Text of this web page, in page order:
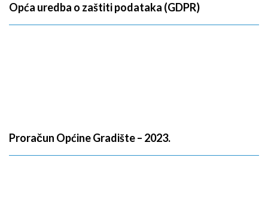
Opća uredba o zaštiti podataka (GDPR)
Proračun Općine Gradište – 2023.